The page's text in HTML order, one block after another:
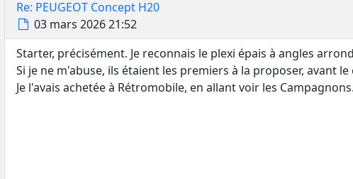
Re: PEUGEOT Concept H20
Message
03 mars 2026 21:52
Starter, précisément. Je reconnais le plexi épais à angles
Si je ne m'abuse, ils étaient les premiers à la proposer, avant
Je l'avais achetée à Rétromobile, en allant voir les